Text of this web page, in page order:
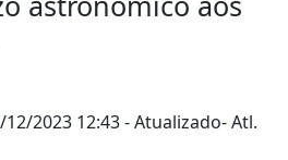
12/2023 12:43- Atualizado- Atl.